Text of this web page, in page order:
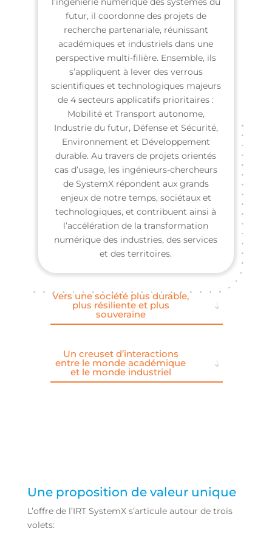
futur, il coordonne des projets de
recherche partenariale, réunissant
académiques et industriels dans une
perspective multi-filière. Ensemble, ils
s’appliquent à lever des verrous
scientifiques et technologiques majeurs
de 4 secteurs applicatifs prioritaires :
Mobilité et Transport autonome,
Industrie du futur, Défense et Sécurité,
Environnement et Développement
durable. Au travers de projets orientés
cas d’usage, les ingénieurs-chercheurs
de SystemX répondent aux grands
enjeux de notre temps, sociétaux et
technologiques, et contribuent ainsi à
l’accélération de la transformation
numérique des industries, des services
et des territoires.
Vers une société plus durable,
plus résiliente et plus
souveraine
Un creuset d’interactions
entre le monde académique
et le monde industriel
Une proposition de valeur unique
L’offre de l’IRT SystemX s’articule autour de trois
volets: